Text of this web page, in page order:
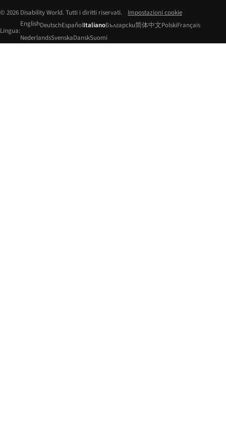
© 2026 Disability World. Tutti i diritti riservati. Impostazioni cookie
Lingua:
EnglishDeutschEspañolItalianoБългарски简体中文PolskiFrançais
NederlandsSvenskaDanskSuomi